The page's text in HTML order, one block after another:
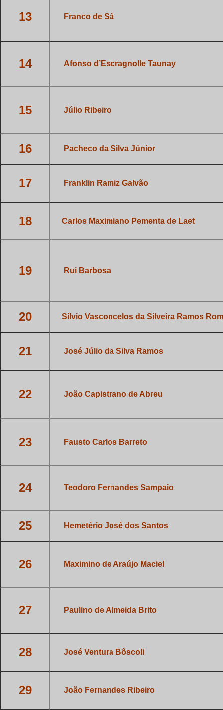
13 Franco de Sá
14 Afonso d’Escragnolle Taunay
15 Júlio Ribeiro
16 Pacheco da Silva Júnior
17 Franklin Ramiz Galvão
18 Carlos Maximiano Pementa de Laet
19 Rui Barbosa
20 Sílvio Vasconcelos da Silveira Ramos
21 José Júlio da Silva Ramos
22 João Capistrano de Abreu
23 Fausto Carlos Barreto
24 Teodoro Fernandes Sampaio
25 Hemetério José dos Santos
26 Maximino de Araújo Maciel
27 Paulino de Almeida Brito
28 José Ventura Bôscoli
29 João Fernandes Ribeiro